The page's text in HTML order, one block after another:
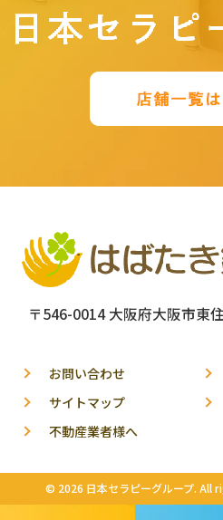
〒546-0014 大阪府大阪市東
お問い合わせ
サイトマップ
不動産業者様へ
© 2026 日本セラピーグループ. All